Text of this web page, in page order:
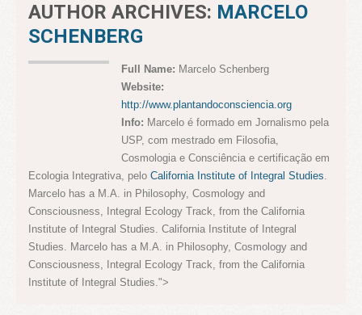
AUTHOR ARCHIVES: MARCELO
SCHENBERG
Full Name: Marcelo Schenberg
Website:
http://www.plantandoconsciencia.org
Info: Marcelo é formado em Jornalismo pela
USP, com mestrado em Filosofia,
Cosmologia e Consciência e certificação em
Ecologia Integrativa, pelo California Institute of Integral Studies.
Marcelo has a M.A. in Philosophy, Cosmology and
Consciousness, Integral Ecology Track, from the California
Institute of Integral Studies. California Institute of Integral
Studies. Marcelo has a M.A. in Philosophy, Cosmology and
Consciousness, Integral Ecology Track, from the California
Institute of Integral Studies.">